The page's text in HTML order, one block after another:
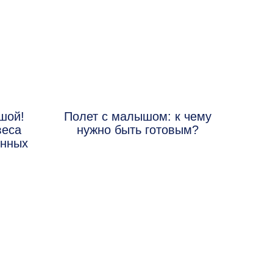
Полет с малышом: к чему
нужно быть готовым?